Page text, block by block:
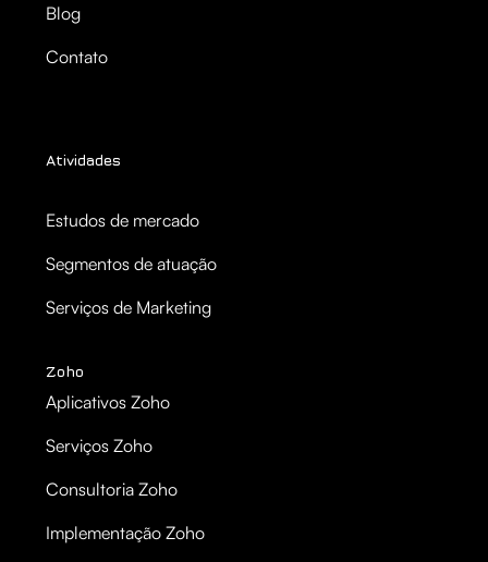
Blog
Contato
Atividades
Estudos de mercado
Segmentos de atuação
Serviços de Marketing
Zoho
Aplicativos Zoho
Serviços Zoho
Consultoria Zoho
Implementação Zoho